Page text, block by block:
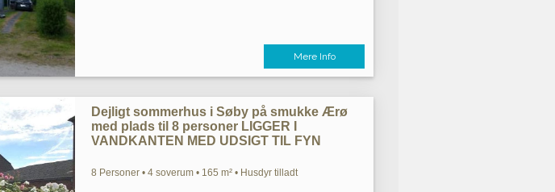
Mere Info
Dejligt sommerhus i Søby på smukke Ærø
med plads til 8 personer LIGGER I
VANDKANTEN MED UDSIGT TIL FYN
8 Personer • 4 soverum • 165 m² • Husdyr tilladt